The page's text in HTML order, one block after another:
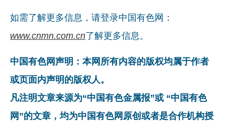
如需了解更多信息，请登录中国有色网：
www.cnmn.com.cn了解更多信息。
中国有色网声明：本网所有内容的版权均属于作者
或页面内声明的版权人。
凡注明文章来源为“中国有色金属报”或 “中国有色
网”的文章，均为中国有色网原创或者是合作机构授